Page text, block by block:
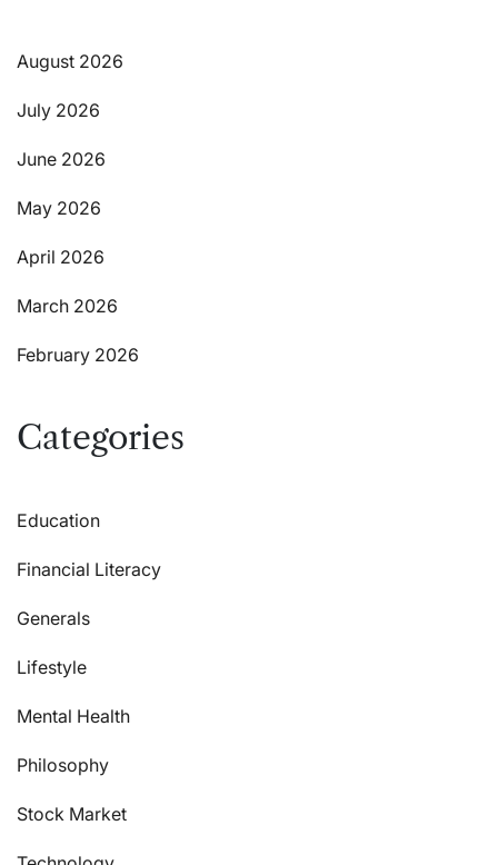
August 2026
July 2026
June 2026
May 2026
April 2026
March 2026
February 2026
Categories
Education
Financial Literacy
Generals
Lifestyle
Mental Health
Philosophy
Stock Market